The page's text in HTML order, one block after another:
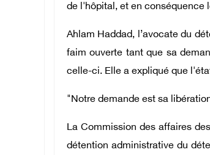
de l'hôpital, et en conséquence
Ahlam Haddad, l’avocate du
faim ouverte tant que sa
celle-ci. Elle a expliqué que
"Notre demande est sa
La Commission des affaires
détention administrative du